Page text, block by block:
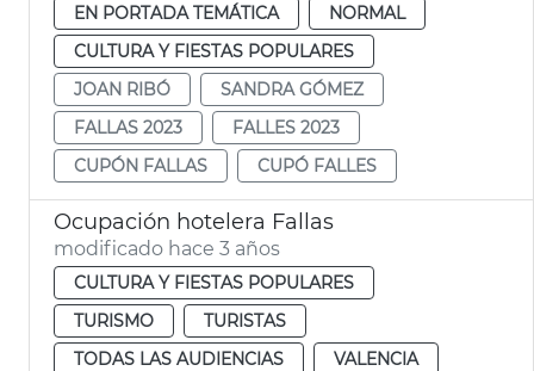
EN PORTADA TEMÁTICA
NORMAL
CULTURA Y FIESTAS POPULARES
JOAN RIBÓ
SANDRA GÓMEZ
FALLAS 2023
FALLES 2023
CUPÓN FALLAS
CUPÓ FALLES
Ocupación hotelera Fallas
modificado hace 3 años
CULTURA Y FIESTAS POPULARES
TURISMO
TURISTAS
TODAS LAS AUDIENCIAS
VALENCIA